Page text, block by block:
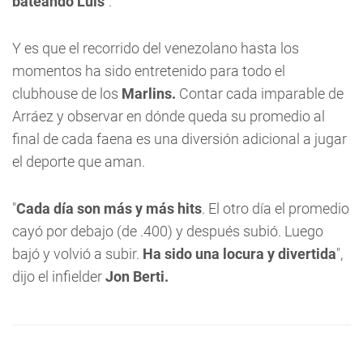
Y es que el recorrido del venezolano hasta los
momentos ha sido entretenido para todo el
clubhouse de los Marlins. Contar cada imparable de
Arráez y observar en dónde queda su promedio al
final de cada faena es una diversión adicional a jugar
el deporte que aman.
"Cada día son más y más hits. El otro día el promedio
cayó por debajo (de .400) y después subió. Luego
bajó y volvió a subir. Ha sido una locura y divertida",
dijo el infielderJon Berti.